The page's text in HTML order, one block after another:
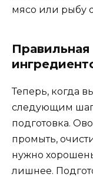
мясо или рыбу
Теперь, когда
следующим
подготовка.
промыть,
нужно
лишнее.